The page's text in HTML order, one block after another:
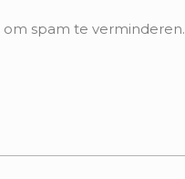
spam te verminderen.